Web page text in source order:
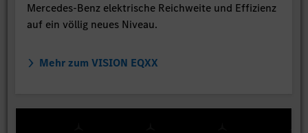
Mercedes-Benz elektrische Reichweite und Effizienz
auf ein völlig neues Niveau.
Mehr zum VISION EQXX